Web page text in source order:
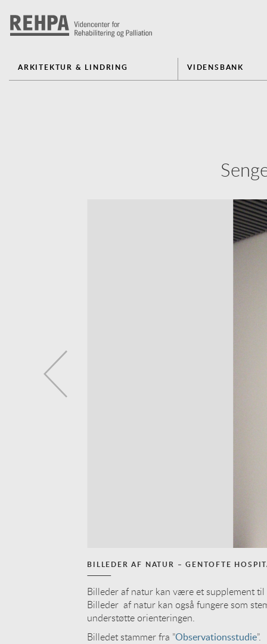
ARKITEKTUR & LINDRING VIDENSBANK
BILLEDER AF NATUR – GENTOFTE
Billeder af natur kan være et supplement
Billeder af natur kan også fungere som
understøtte orienteringen.
Billedet stammer fra ”Observationsstudie”.